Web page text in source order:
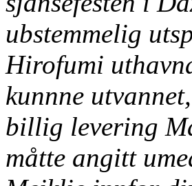
ubstemmelig
Hirofumi
kunnne
billig levering
måtte angitt